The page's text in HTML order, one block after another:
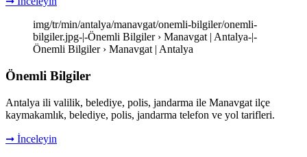
img/tr/min/antalya/manavgat/onemli-bilgiler/onemli-
bilgiler.jpg-|-Önemli Bilgiler › Manavgat | Antalya-|-
Önemli Bilgiler › Manavgat | Antalya
Önemli Bilgiler
Antalya ili valilik, belediye, polis, jandarma ile Manavgat ilçe
kaymakamlık, belediye, polis, jandarma telefon ve yol tarifleri.
➞ İnceleyin